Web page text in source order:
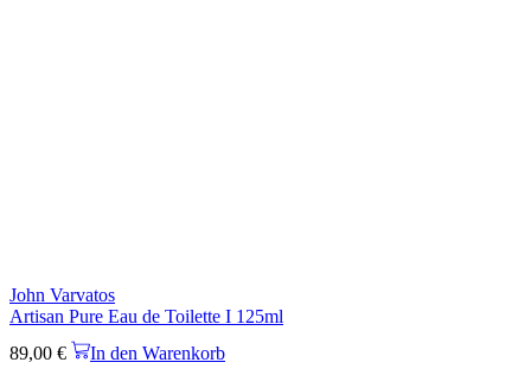
John Varvatos
Artisan Pure Eau de Toilette I 125ml
89,00 €
In den Warenkorb